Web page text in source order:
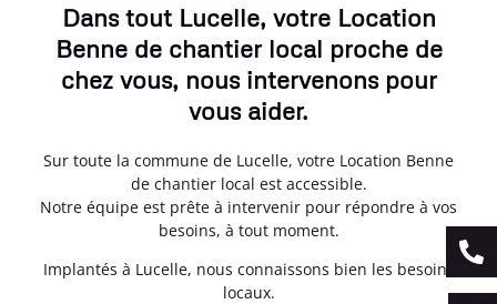
Dans tout Lucelle, votre Location
Benne de chantier local proche de
chez vous, nous intervenons pour
vous aider.
Sur toute la commune de Lucelle, votre Location Benne
de chantier local est accessible.
Notre équipe est prête à intervenir pour répondre à vos
besoins, à tout moment.
Implantés à Lucelle, nous connaissons bien les besoins
locaux.